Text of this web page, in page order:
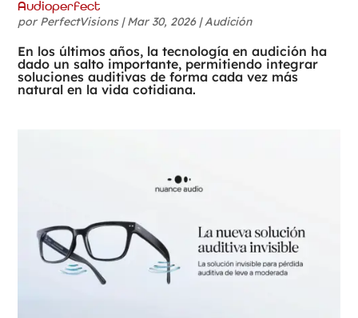
Audioperfect
por PerfectVisions|Mar 30, 2026|Audición
En los últimos años, la tecnología en audición ha
dado un salto importante, permitiendo integrar
soluciones auditivas de forma cada vez más
natural en la vida cotidiana.